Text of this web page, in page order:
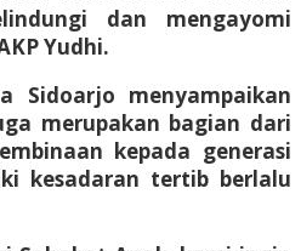
dan mengayomi
Yudhi.
Sidoarjo menyampaikan
merupakan bagian dari
kepada generasi
kesadaran tertib berlalu